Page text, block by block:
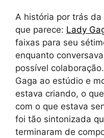
A história por trás
que parece: Lady
faixas para seu
enquanto
possível
Gaga ao estúdio e
estava criando, o
com o que estava
foi tão sintonizada
terminaram de